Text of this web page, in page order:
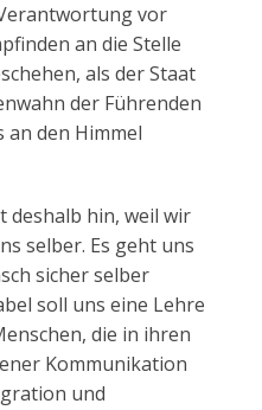
vor
an die Stelle
als der Staat
der Führenden
den Himmel
deshalb hin, weil wir
selber. Es geht uns
sicher selber
soll uns eine Lehre
die in ihren
Kommunikation
und